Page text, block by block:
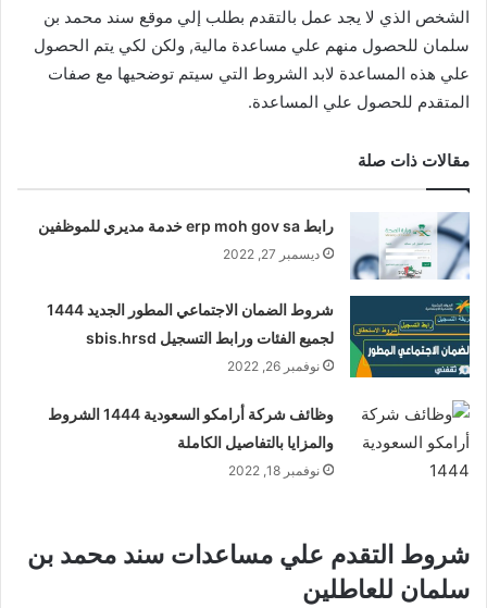
الشخص الذي لا يجد عمل بالتقدم بطلب إلي موقع سند محمد بن
سلمان للحصول منهم علي مساعدة مالية, ولكن لكي يتم الحصول
علي هذه المساعدة لابد الشروط التي سيتم توضحيها مع صفات
المتقدم للحصول علي المساعدة.
مقالات ذات صلة
رابط erp moh gov sa خدمة مديري للموظفين
ديسمبر 27, 2022
شروط الضمان الاجتماعي المطور الجديد 1444
لجميع الفئات ورابط التسجيل sbis.hrsd
نوفمبر 26, 2022
وظائف شركة أرامكو السعودية 1444 الشروط
والمزايا بالتفاصيل الكاملة
نوفمبر 18, 2022
شروط التقدم علي مساعدات سند محمد بن
سلمان للعاطلين